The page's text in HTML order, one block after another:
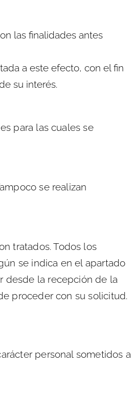
las finalidades antes
a este efecto, con el fin
su interés.
para las cuales se
se realizan
tratados. Todos los
se indica en el apartado
desde la recepción de la
proceder con su solicitud.
personal sometidos a